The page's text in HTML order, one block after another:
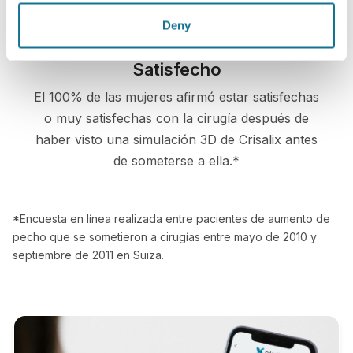
Deny
Satisfecho
El 100% de las mujeres afirmó estar satisfechas
o muy satisfechas con la cirugía después de
haber visto una simulación 3D de Crisalix antes
de someterse a ella.*
*Encuesta en línea realizada entre pacientes de aumento de
pecho que se sometieron a cirugías entre mayo de 2010 y
septiembre de 2011 en Suiza.